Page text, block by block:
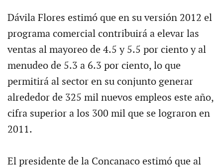
Dávila Flores estimó que en su versión 2012 el
programa comercial contribuirá a elevar las
ventas al mayoreo de 4.5 y 5.5 por ciento y al
menudeo de 5.3 a 6.3 por ciento, lo que
permitirá al sector en su conjunto generar
alrededor de 325 mil nuevos empleos este año,
cifra superior a los 300 mil que se lograron en
2011.
El presidente de la Concanaco estimó que al